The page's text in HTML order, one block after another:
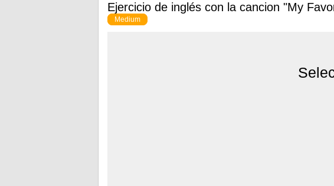
Ejercicio de inglés con la cancion "My
Medium